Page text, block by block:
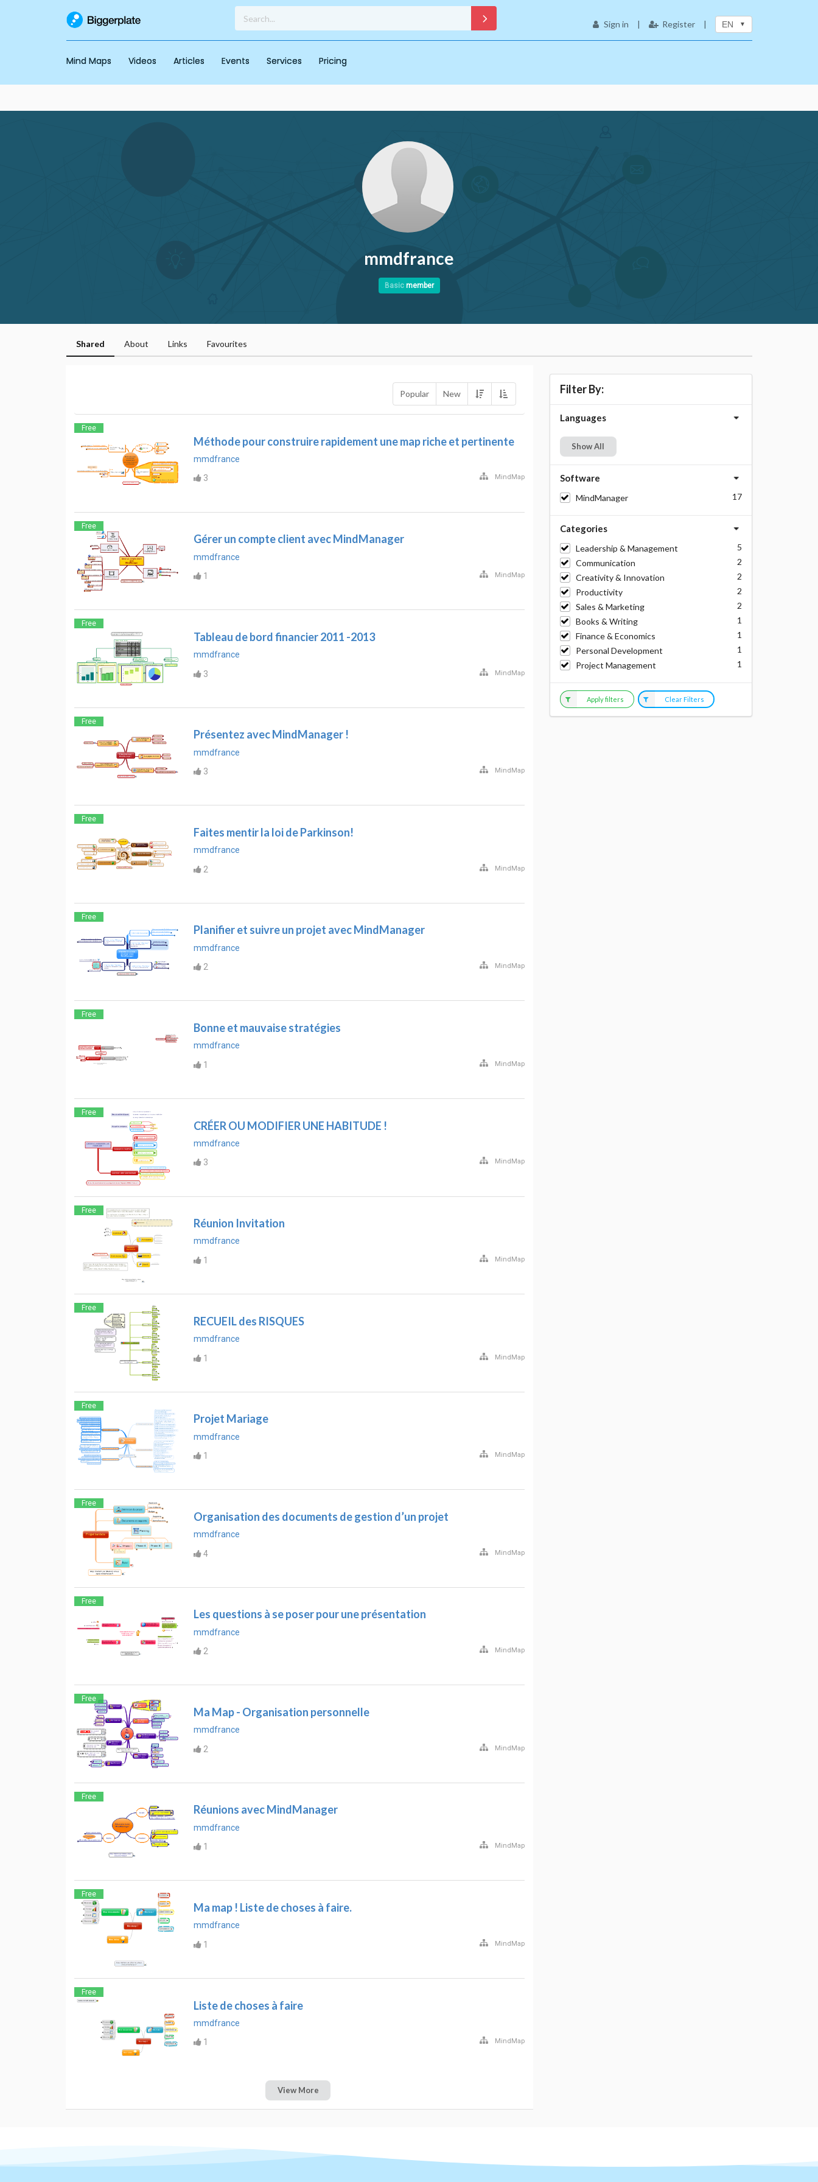
Sign in | Register | EN
Mind Maps Videos Articles Events Services Pricing
mmdfrance
Basic member
Shared About Links Favourites
Popular New
Free
Méthode pour construire rapidement une map riche et pertinente
mmdfrance
3
MindMap
Free
Gérer un compte client avec MindManager
mmdfrance
1
MindMap
Free
Tableau de bord financier 2011 -2013
mmdfrance
3
MindMap
Free
Présentez avec MindManager !
mmdfrance
3
MindMap
Free
Faites mentir la loi de Parkinson!
mmdfrance
2
MindMap
Free
Planifier et suivre un projet avec MindManager
mmdfrance
2
MindMap
Free
Bonne et mauvaise stratégies
mmdfrance
1
MindMap
Free
CRÉER OU MODIFIER UNE HABITUDE !
mmdfrance
3
MindMap
Free
Réunion Invitation
mmdfrance
1
MindMap
Free
RECUEIL des RISQUES
mmdfrance
1
MindMap
Free
Projet Mariage
mmdfrance
1
MindMap
Free
Organisation des documents de gestion d’un projet
mmdfrance
4
MindMap
Free
Les questions à se poser pour une présentation
mmdfrance
2
MindMap
Free
Ma Map - Organisation personnelle
mmdfrance
2
MindMap
Free
Réunions avec MindManager
mmdfrance
1
MindMap
Free
Ma map ! Liste de choses à faire.
mmdfrance
1
MindMap
Free
Liste de choses à faire
mmdfrance
1
MindMap
View More
Filter By:
Languages
Show All
Software
MindManager 17
Categories
Leadership & Management
5
Communication
2
Creativity & Innovation
2
Productivity
2
Sales & Marketing
2
Books & Writing
1
Finance & Economics
1
Personal Development
1
Project Management
1
Apply filters Clear Filters